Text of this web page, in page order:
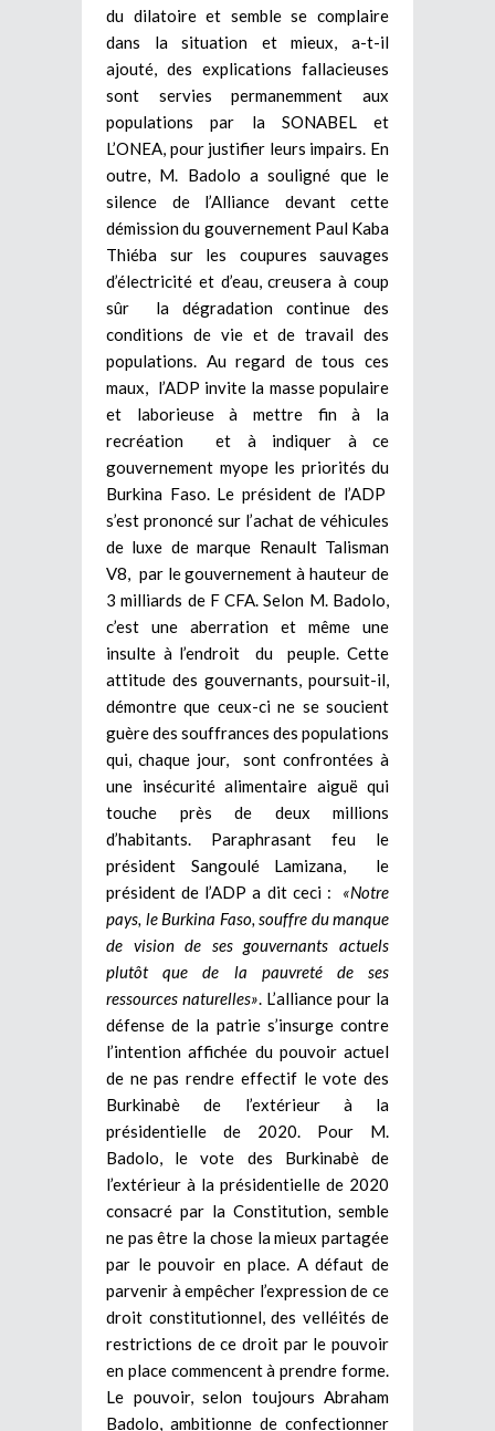
du dilatoire et semble se complaire
dans la situation et mieux, a-t-il
ajouté, des explications fallacieuses
sont servies permanemment aux
populations par la SONABEL et
L’ONEA, pour justifier leurs impairs. En
outre, M. Badolo a souligné que le
silence de l’Alliance devant cette
démission du gouvernement Paul Kaba
Thiéba sur les coupures sauvages
d’électricité et d’eau, creusera à coup
sûr la dégradation continue des
conditions de vie et de travail des
populations. Au regard de tous ces
maux, l’ADP invite la masse populaire
et laborieuse à mettre fin à la
recréation et à indiquer à ce
gouvernement myope les priorités du
Burkina Faso. Le président de l’ADP
s’est prononcé sur l’achat de véhicules
de luxe de marque Renault Talisman
V8, par le gouvernement à hauteur de
3 milliards de F CFA. Selon M. Badolo,
c’est une aberration et même une
insulte à l’endroit du peuple. Cette
attitude des gouvernants, poursuit-il,
démontre que ceux-ci ne se soucient
guère des souffrances des populations
qui, chaque jour, sont confrontées à
une insécurité alimentaire aiguë qui
touche près de deux millions
d’habitants. Paraphrasant feu le
président Sangoulé Lamizana, le
président de l’ADP a dit ceci : «Notre
pays, le Burkina Faso, souffre du manque
de vision de ses gouvernants actuels
plutôt que de la pauvreté de ses
ressources naturelles» . L’alliance pour la
défense de la patrie s’insurge contre
l’intention affichée du pouvoir actuel
de ne pas rendre effectif le vote des
Burkinabè de l’extérieur à la
présidentielle de 2020. Pour M.
Badolo, le vote des Burkinabè de
l’extérieur à la présidentielle de 2020
consacré par la Constitution, semble
ne pas être la chose la mieux partagée
par le pouvoir en place. A défaut de
parvenir à empêcher l’expression de ce
droit constitutionnel, des velléités de
restrictions de ce droit par le pouvoir
en place commencent à prendre forme.
Le pouvoir, selon toujours Abraham
Badolo, ambitionne de confectionner